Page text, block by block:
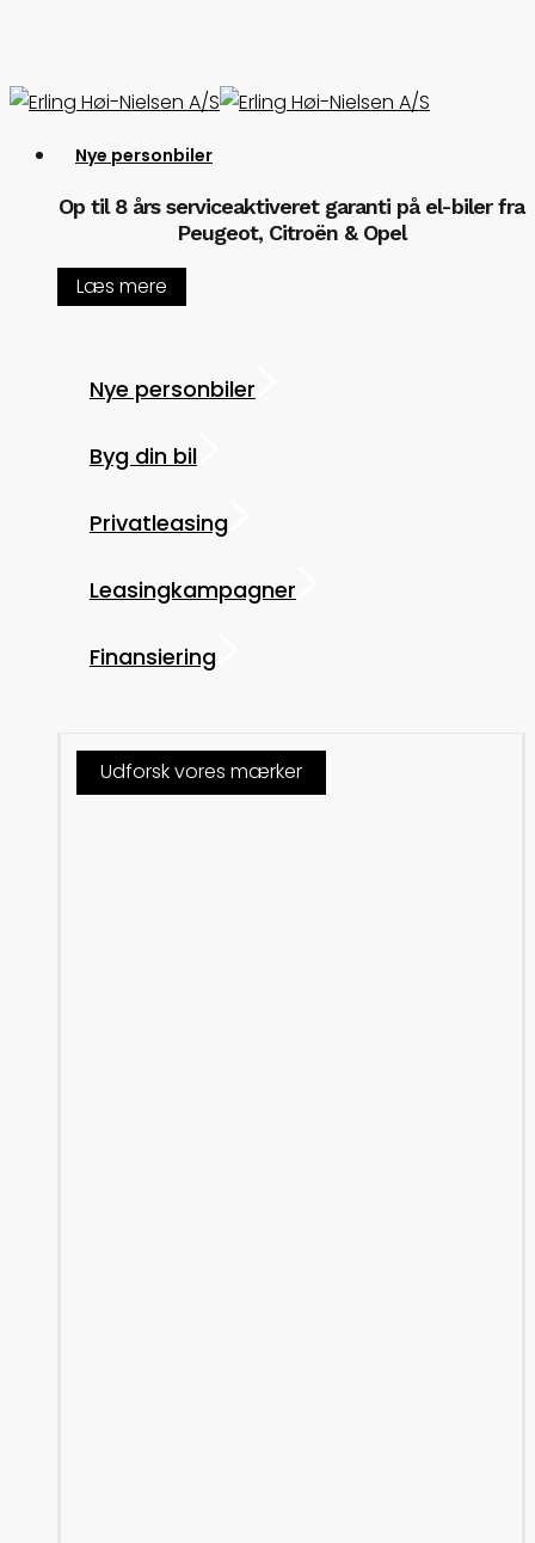
main
Menu
Nye personbiler
Op til 8 års serviceaktiveret garanti på el-biler fra
Peugeot, Citroën & Opel
Læs mere
Nye personbiler
Byg din bil
Privatleasing
Leasingkampagner
Finansiering
Udforsk vores mærker